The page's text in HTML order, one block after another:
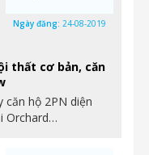
thất cơ bản, căn
căn hộ 2PN diện
Orchard…
Ngày đăng: 24-08-2019